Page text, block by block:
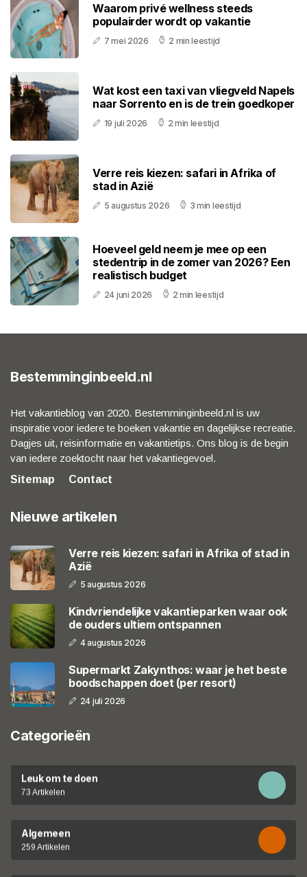
Waarom privé wellness steeds
populairder wordt op vakantie
7 mei 2026 2 min leestijd
Wat kost een taxi van vliegveld Napels
naar Sorrento en is de trein goedkoper
19 juli 2026 2 min leestijd
Verre reis kiezen: safari in Afrika of
stad in Azië
5 augustus 2026 3 min leestijd
Hoeveel geld neem je mee op een
stedentrip in de zomer van 2026? Een
realistisch budget
24 juni 2026 2 min leestijd
Bestemminginbeeld.nl
Het vakantieblog van 2020. Bestemminginbeeld.nl is uw
inspiratie voor iedere te boeken vakantie en dagelijkse recreatie.
Dagjes uit, reisinformatie en vakantietips. Ons blog is de begin
van iedere zoektocht naar het vakantiegevoel.
Sitemap
Contact
Nieuwe artikelen
Verre reis kiezen: safari in Afrika of stad in
Azië
5 augustus 2026
Kindvriendelijke vakantieparken waar ook
de ouders ultiem ontspannen
4 augustus 2026
Supermarkt Zakynthos: waar je het beste
boodschappen doet (per resort)
24 juli 2026
Categorieën
Leuk om te doen
73 Artikelen
Algemeen
259 Artikelen